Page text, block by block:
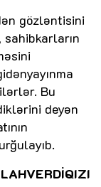
gözləntisini
Bu
deyən